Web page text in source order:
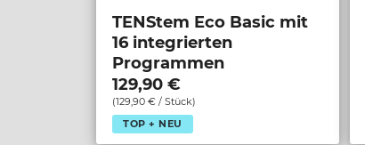
TENStem Eco Basic mit
16 integrierten
Programmen
129,90 €
(129,90 € / Stück)
TOP + NEU